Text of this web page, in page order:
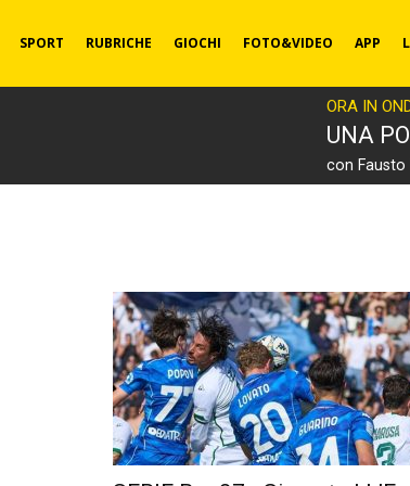
SPORT RUBRICHE GIOCHI FOTO&VIDEO APP
ORA IN
UNA
con Fausto